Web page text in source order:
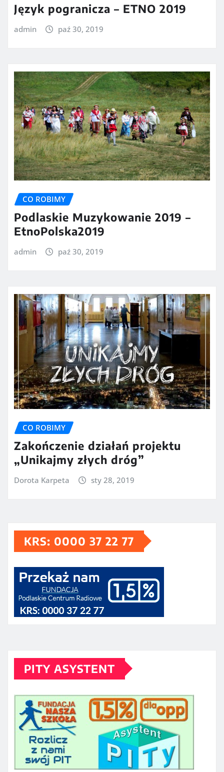
Język pogranicza – ETNO 2019
admin paź 30, 2019
CO ROBIMY
Podlaskie Muzykowanie 2019 –
EtnoPolska2019
admin paź 30, 2019
CO ROBIMY
Zakończenie działań projektu
„Unikajmy złych dróg”
Dorota Karpeta sty 28, 2019
KRS: 0000 37 22 77
PITY ASYSTENT